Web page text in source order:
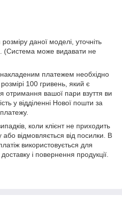
даної моделі, уточніть
(Система може видавати не
платежем необхідно
100 гривень, який є
отримання вашої пари взуття ви
у відділенні Нової пошти за
коли клієнт не приходить
відмовляється від посилки. В
використовується для
і повернення продукції.